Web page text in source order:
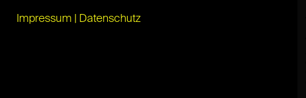
Impressum Datenschutz